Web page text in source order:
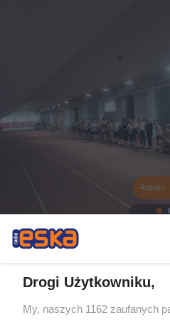
Rozwiń
Drogi Użytkowniku,
My, naszych 1162 zaufanych